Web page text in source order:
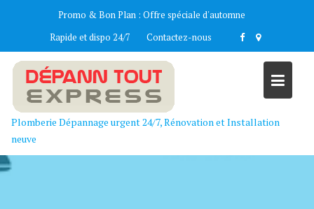
Promo & Bon Plan : Offre spéciale d'automne
Rapide et dispo 24/7
Contactez-nous
Plomberie Dépannage urgent 24/7, Rénovation et Installation
neuve